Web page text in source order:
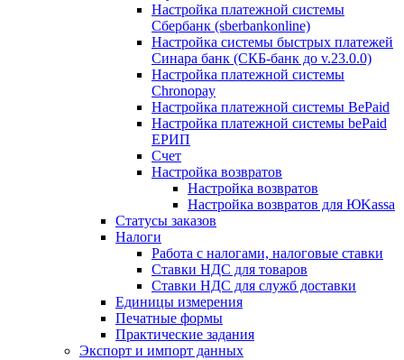
Настройка платежной системы
Сбербанк (sberbankonline)
Настройка системы быстрых платежей
Синара банк (СКБ-банк до v.23.0.0)
Настройка платежной системы
Chronopay
Настройка платежной системы BePaid
Настройка платежной системы bePaid
ЕРИП
Счет
Настройка возвратов
Настройка возвратов
Настройка возвратов для ЮKassa
Статусы заказов
Налоги
Работа с налогами, налоговые ставки
Ставки НДС для товаров
Ставки НДС для служб доставки
Единицы измерения
Печатные формы
Практические задания
Экспорт и импорт данных